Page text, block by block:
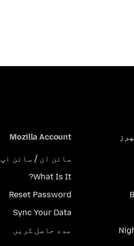
Mozilla Account
سائن ان / سائن اپ
What Is It?
Reset Password
Sync Your Data
مدد حاصل کریں